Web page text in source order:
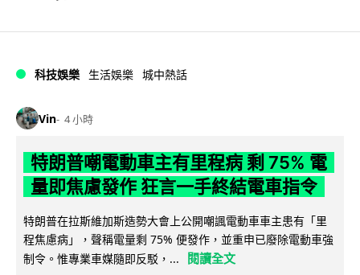
科技娛樂 生活娛樂 城中熱話
Vin 4 小時
特朗普嘲電動車主有里程病 剩 75% 電
量即焦慮發作 狂言一手終結電車指令
特朗普在拉斯維加斯造勢大會上公開嘲諷電動車車主患有「里
程焦慮病」，聲稱電量剩 75% 便發作，並重申已廢除電動車強
制令。惟專業車媒隨即反駁，...
閱讀全文